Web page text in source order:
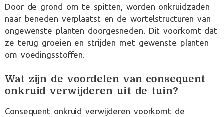
Door de grond om te spitten, worden onkruidzaden
naar beneden verplaatst en de wortelstructuren van
ongewenste planten doorgesneden. Dit voorkomt dat
ze terug groeien en strijden met gewenste planten
om voedingsstoffen.
Wat zijn de voordelen van consequent
onkruid verwijderen uit de tuin?
Consequent onkruid verwijderen voorkomt de